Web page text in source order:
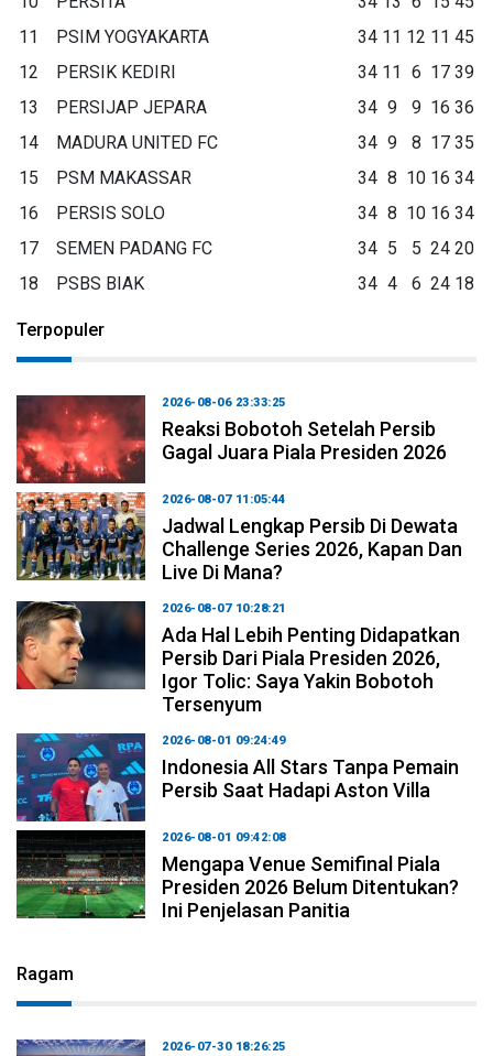
11
PSIM YOGYAKARTA 34 11 12 11 45
12
PERSIK KEDIRI 34 11 6 17 39
13
PERSIJAP JEPARA 34 9 9 16 36
14
MADURA UNITED FC 34 9 8 17 35
15
PSM MAKASSAR 34 8 10 16 34
16
PERSIS SOLO 34 8 10 16 34
17
SEMEN PADANG FC 34 5 5 24 20
18
PSBS BIAK 34 4 6 24 18
Terpopuler
2026-08-06 23:33:25
Reaksi Bobotoh Setelah Persib
Gagal Juara Piala Presiden 2026
2026-08-07 11:05:44
Jadwal Lengkap Persib Di Dewata
Challenge Series 2026, Kapan Dan
Live Di Mana?
2026-08-07 10:28:21
Ada Hal Lebih Penting Didapatkan
Persib Dari Piala Presiden 2026,
Igor Tolic: Saya Yakin Bobotoh
Tersenyum
2026-08-01 09:24:49
Indonesia All Stars Tanpa Pemain
Persib Saat Hadapi Aston Villa
2026-08-01 09:42:08
Mengapa Venue Semifinal Piala
Presiden 2026 Belum Ditentukan?
Ini Penjelasan Panitia
Ragam
2026-07-30 18:26:25